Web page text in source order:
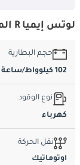
لوتس إيميا R المواصفات الأساسية
حجم البطارية
102 كيلوواط/ساعة
نوع الوقود
كهرباء
نقل الحركة
اوتوماتيك